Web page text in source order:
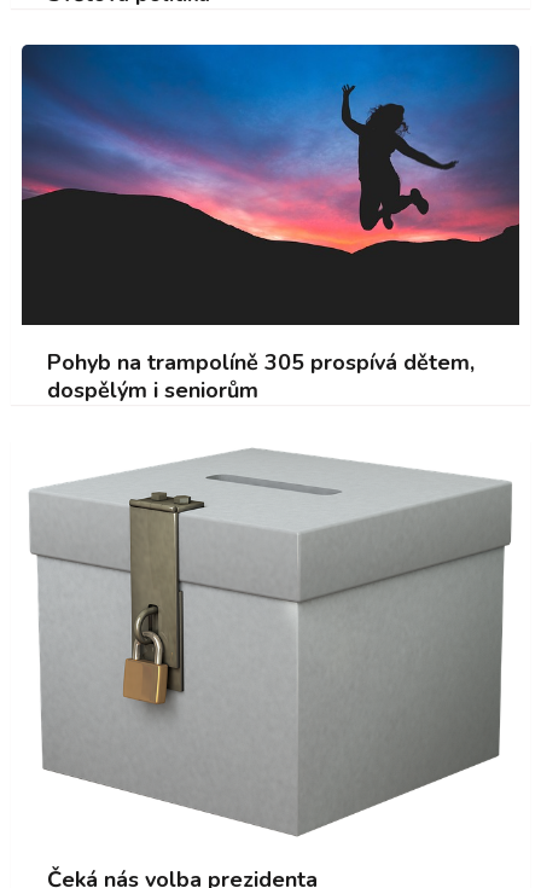
Pohyb na trampolíně 305 prospívá dětem,
dospělým i seniorům
Čeká nás volba prezidenta